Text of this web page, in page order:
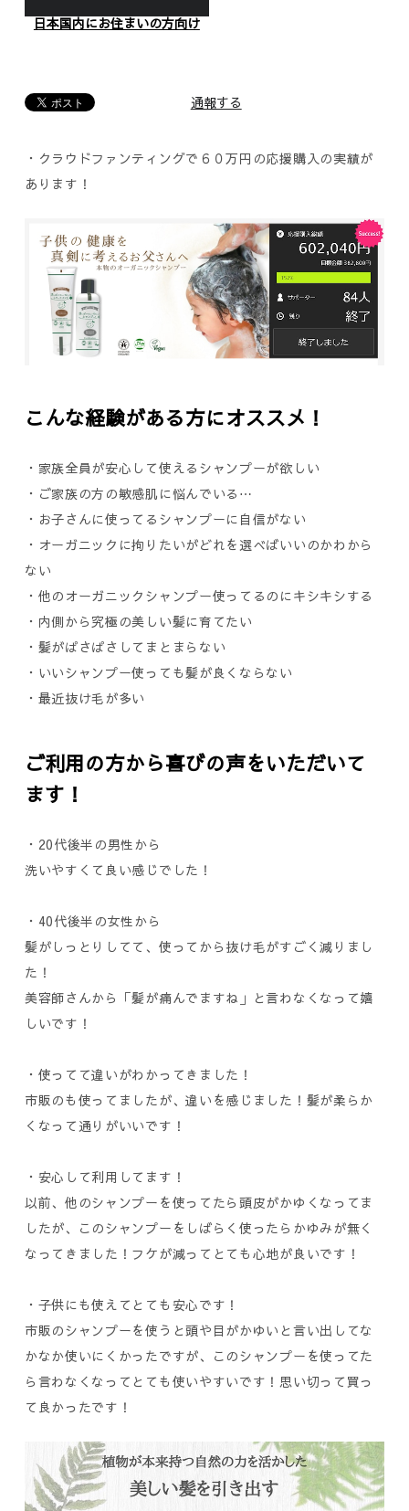
日本国内にお住まいの方向け
通報する
・クラウドファンティングで６０万円の応援購入の実績が
あります！
こんな経験がある方にオススメ！
・家族全員が安心して使えるシャンプーが欲しい
・ご家族の方の敏感肌に悩んでいる⋯
・お子さんに使ってるシャンプーに自信がない
・オーガニックに拘りたいがどれを選べばいいのかわから
ない
・他のオーガニックシャンプー使ってるのにキシキシする
・内側から究極の美しい髪に育てたい
・髪がぱさぱさしてまとまらない
・いいシャンプー使っても髪が良くならない
・最近抜け毛が多い
ご利用の方から喜びの声をいただいて
ます！
・20代後半の男性から
洗いやすくて良い感じでした！
・40代後半の女性から
髪がしっとりしてて、使ってから抜け毛がすごく減りまし
た！
美容師さんから「髪が痛んでますね」と言わなくなって嬉
しいです！
・使ってて違いがわかってきました！
市販のも使ってましたが、違いを感じました！髪が柔らか
くなって通りがいいです！
・安心して利用してます！
以前、他のシャンプーを使ってたら頭皮がかゆくなってま
したが、このシャンプーをしばらく使ったらかゆみが無く
なってきました！フケが減ってとても心地が良いです！
・子供にも使えてとても安心です！
市販のシャンプーを使うと頭や目がかゆいと言い出してな
かなか使いにくかったですが、このシャンプーを使ってた
ら言わなくなってとても使いやすいです！思い切って買っ
て良かったです！